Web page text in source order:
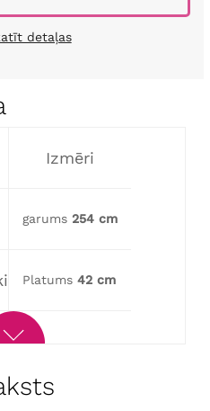
detaļas
Izmēri
garums 254 cm
Platums 42 cm